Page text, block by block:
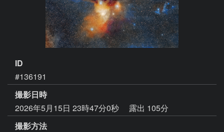
ID
#136191
撮影日時
2026年5月15日 23時47分0秒
露出 105分
撮影方法